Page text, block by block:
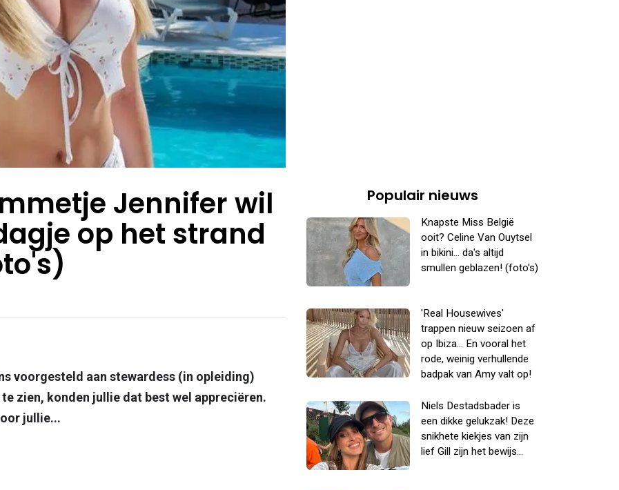
Jennifer wil
op het strand
voorgesteld aan stewardess (in opleiding)
zien, konden jullie dat best wel appreciëren.
jullie...
Populair nieuws
Knapste Miss België
ooit? Celine Van Ouytsel
in bikini... da's altijd
smullen geblazen! (foto's)
'Real Housewives'
trappen nieuw seizoen af
op Ibiza... En vooral het
rode, weinig verhullende
badpak van Amy valt op!
Niels Destadsbader is
een dikke gelukzak! Deze
snikhete kiekjes van zijn
lief Gill zijn het bewijs...